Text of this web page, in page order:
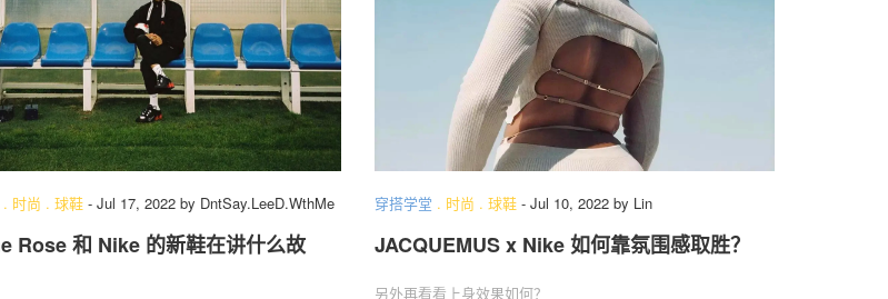
. 时尚 . 球鞋 - Jul 17, 2022 by DntSay.LeeD.WthMe
Rose 和 Nike 的新鞋在讲什么故
穿搭学堂 . 时尚 . 球鞋 - Jul 10, 2022 by Lin
JACQUEMUS x Nike 如何靠氛围感取胜？
另外再看看上身效果如何？